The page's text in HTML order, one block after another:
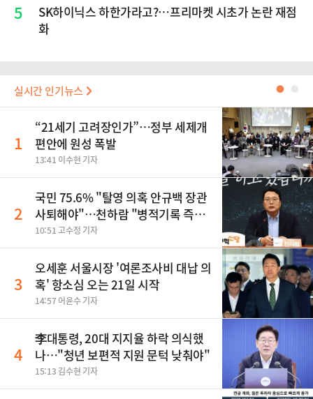
5
SK하이닉스 하한가라고?…프리마켓 시초가 논란 재점
화
실시간 인기뉴스 ●
1
“21세기 고려장인가”…정부 세제개
편안에 원성 폭발
13:41 이수현 기자
2
국민 75.6% "탈영 의혹 안규백 장관
사퇴해야"…천하람 "병적기록 즉각
공개하라"
10:51 고수정 기자
3
오세훈 서울시장 '여론조사비 대납 의
혹' 항소심 오는 21일 시작
14:57 어윤수 기자
4
李대통령, 20대 지지율 하락 의식했
나…"청년 보편적 지원 문턱 낮춰야"
15:13 김수현 기자